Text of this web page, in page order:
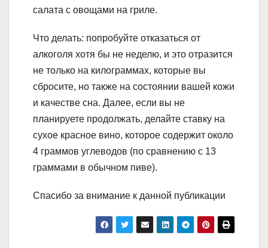
салата с овощами на гриле.
Что делать: попробуйте отказаться от
алкоголя хотя бы не неделю, и это отразится
не только на килограммах, которые вы
сбросите, но также на состоянии вашей кожи
и качестве сна. Далее, если вы не
планируете продолжать, делайте ставку на
сухое красное вино, которое содержит около
4 граммов углеводов (по сравнению с 13
граммами в обычном пиве).
Спасибо за внимание к данной публикации